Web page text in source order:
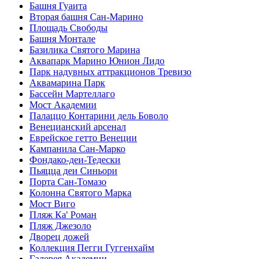
Башня Гуаита
Вторая башня Сан-Марино
Площадь Свободы
Башня Монтале
Базилика Святого Марина
Аквапарк Марино Юнион Лидо
Парк надувных аттракционов Тревизо
Аквамарина Парк
Бассейн Мартеллаго
Мост Академии
Палаццо Контарини дель Боволо
Венецианский арсенал
Еврейское гетто Венеции
Кампанила Сан-Марко
Фондако-деи-Тедески
Пьяцца деи Синьори
Порта Сан-Томазо
Колонна Святого Марка
Мост Виго
Пляж Ка' Роман
Пляж Джезоло
Дворец дожей
Коллекция Пегги Гуггенхайм